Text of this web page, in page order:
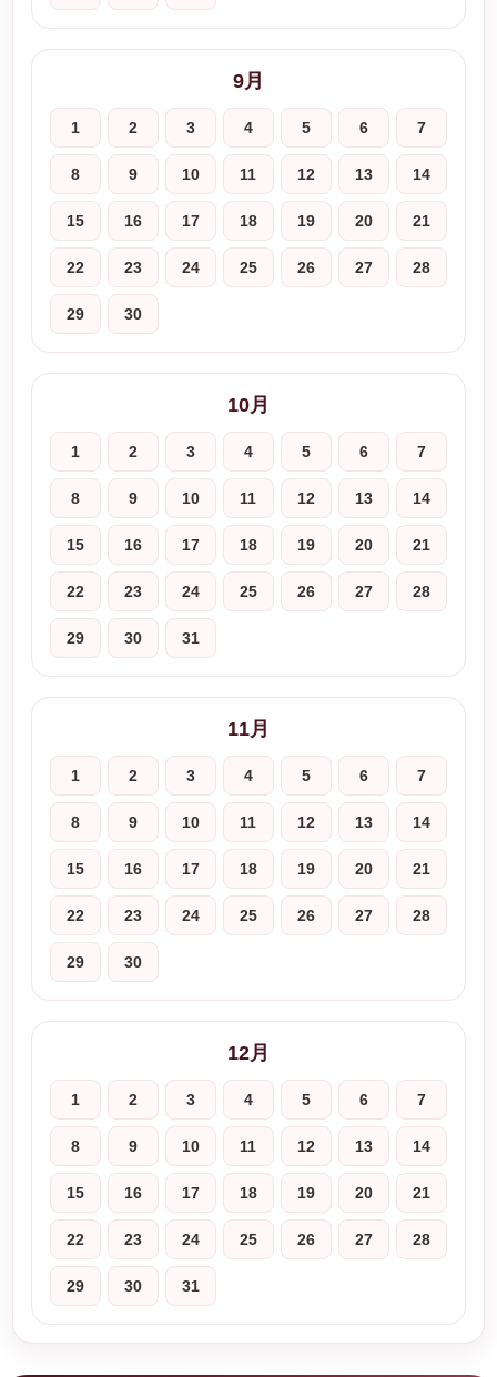
9月
1 2 3 4 5 6 7
8 9 10 11 12 13 14
15 16 17 18 19 20 21
22 23 24 25 26 27 28
29 30
10月
1 2 3 4 5 6 7
8 9 10 11 12 13 14
15 16 17 18 19 20 21
22 23 24 25 26 27 28
29 30 31
11月
1 2 3 4 5 6 7
8 9 10 11 12 13 14
15 16 17 18 19 20 21
22 23 24 25 26 27 28
29 30
12月
1 2 3 4 5 6 7
8 9 10 11 12 13 14
15 16 17 18 19 20 21
22 23 24 25 26 27 28
29 30 31